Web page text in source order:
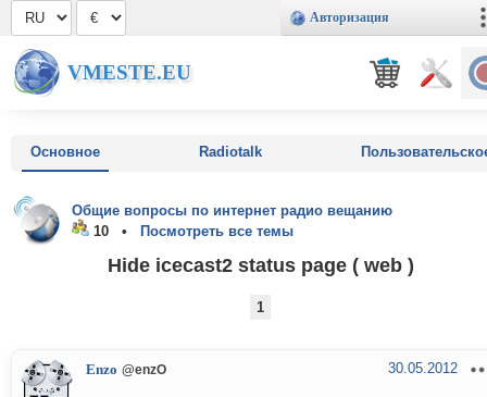
Авторизация
VMESTE.EU
Основное Radiotalk
Общие вопросы по интернет радио вещанию
10 •
Посмотреть все темы
Hide icecast2 status page ( web )
1
Enzo @enzO 30.05.2012